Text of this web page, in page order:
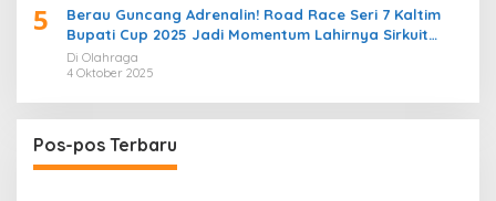
5
Berau Guncang Adrenalin! Road Race Seri 7 Kaltim
Bupati Cup 2025 Jadi Momentum Lahirnya Sirkuit
Permanen 2026
Di Olahraga
4 Oktober 2025
Pos-pos Terbaru